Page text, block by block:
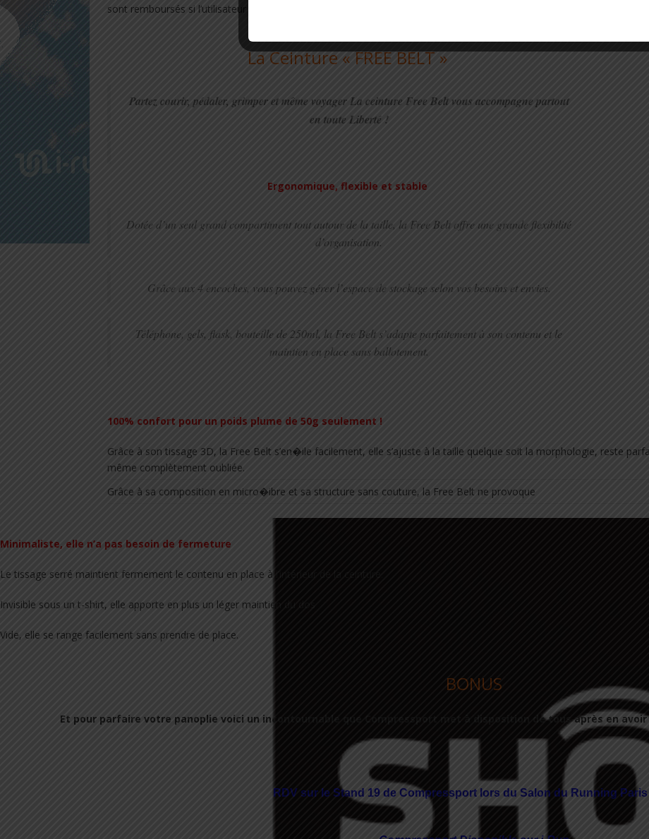
sont remboursés si l’utilisateur n’est pas satisfait dans les 30 jours suivant l’achat.
La Ceinture « FREE BELT »
Partez courir, pédaler, grimper et même voyager La ceinture Free Belt vous accompagne partout
en toute Liberté !
Ergonomique, flexible et stable
Dotée d’un seul grand compartiment tout autour de la taille, la Free Belt offre une grande flexibilité
d’organisation.
Grâce aux 4 encoches, vous pouvez gérer l’espace de stockage selon vos besoins et envies.
Téléphone, gels, flask, bouteille de 250ml, la Free Belt s’adapte parfaitement à son contenu et le
maintien en place sans ballotement.
100% confort pour un poids plume de 50g seulement !
Grâce à son tissage 3D, la Free Belt s’en�ile facilement, elle s’ajuste à la taille quelque soit la morphologie, reste
même complètement oubliée.
Grâce à sa composition en micro�ibre et sa structure sans couture, la Free Belt ne provoque
Minimaliste, elle n’a pas besoin de fermeture
Le tissage serré maintient fermement le contenu en place à l’intérieur de la ceinture.
Invisible sous un t-shirt, elle apporte en plus un léger maintien du dos
Vide, elle se range facilement sans prendre de place.
BONUS
Et pour parfaire votre panoplie voici un incontournable que Compressport met à disposition de tous après en avoir
RDV sur le Stand 19 de Compressport lors du Salon du Running Paris